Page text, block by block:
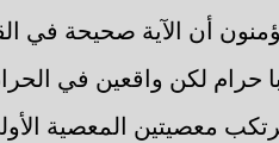
أن الآية صحيحة في
حرام لكن واقعين في
معصيتين المعصية